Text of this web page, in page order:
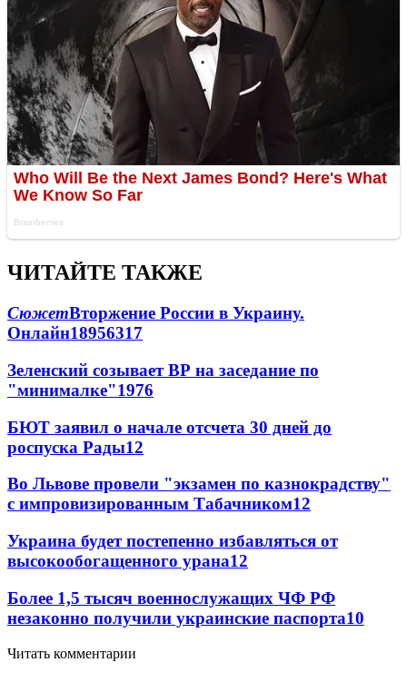
ЧИТАЙТЕ ТАКЖЕ
СюжетВторжение России в Украину.
Онлайн18956317
Зеленский созывает ВР на заседание по
"минималке"1976
БЮТ заявил о начале отсчета 30 дней до
роспуска Рады12
Во Львове провели "экзамен по казнокрадству"
с импровизированным Табачником12
Украина будет постепенно избавляться от
высокообогащенного урана12
Более 1,5 тысяч военнослужащих ЧФ РФ
незаконно получили украинские паспорта10
Читать комментарии